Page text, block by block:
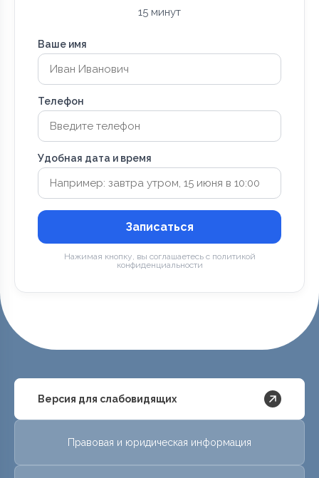
15 минут
Ваше имя
Телефон
Удобная дата и время
Записаться
Нажимая кнопку, вы соглашаетесь с политикой
конфиденциальности
Версия для слабовидящих
Правовая и юридическая информация